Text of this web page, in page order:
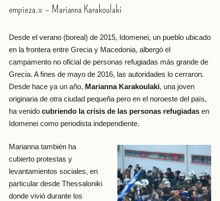
empieza.» – Marianna Karakoulaki
Desde el verano (boreal) de 2015, Idomenei, un pueblo ubicado
en la frontera entre Grecia y Macedonia, albergó el
campamento no oficial de personas refugiadas más grande de
Grecia. A fines de mayo de 2016, las autoridades lo cerraron.
Desde hace ya un año, Marianna Karakoulaki, una joven
originaria de otra ciudad pequeña pero en el noroeste del país,
ha venido cubriendo la crisis de las personas refugiadasen
Idomenei como periodista independiente.
Marianna también ha
cubierto protestas y
levantamientos sociales, en
particular desde Thessaloniki
donde vivió durante los